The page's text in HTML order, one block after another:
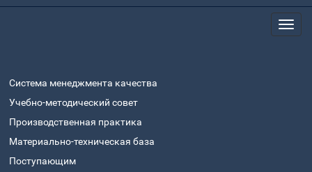
Система менеджмента качества
Учебно-методический совет
Производственная практика
Материально-техническая база
Поступающим